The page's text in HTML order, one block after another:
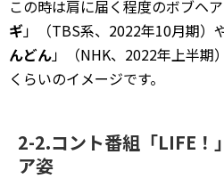
この時は肩に届く程度のボブヘ
ギ」（TBS系、2022年10月期）
んどん」（NHK、2022年上半期
くらいのイメージです。
2-2.コント番組「LIFE！
ア姿